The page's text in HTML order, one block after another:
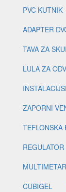
PVC KUTNIK
ADAPTER
TAVA ZA
LULA ZA
ZAPORNI
TEFLONSKA
MULTIMETAR
CUBIGEL